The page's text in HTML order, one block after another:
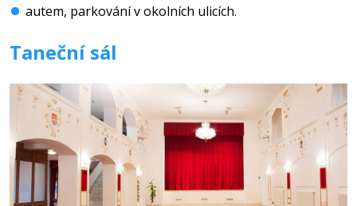
autem, parkování v okolních ulicích.
Taneční sál